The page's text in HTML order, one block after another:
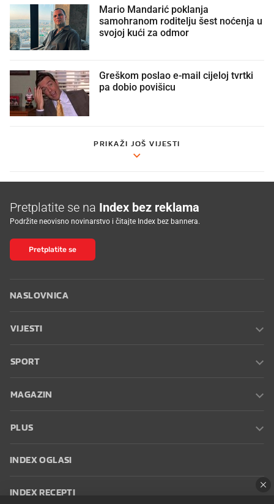
Mario Mandarić poklanja
samohranom roditelju šest noćenja u
svojoj kući za odmor
Greškom poslao e-mail cijeloj tvrtki
pa dobio povišicu 😄
PRIKAŽI JOŠ VIJESTI
Pretplatite se na Index bez reklama
Podržite neovisno novinarstvo i čitajte Index bez bannera.
Pretplatite se
NASLOVNICA
VIJESTI
SPORT
MAGAZIN
PLUS
INDEX OGLASI
INDEX RECEPTI